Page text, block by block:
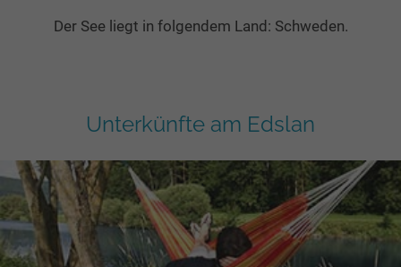
Der See liegt in folgendem Land: Schweden.
Unterkünfte am Edslan